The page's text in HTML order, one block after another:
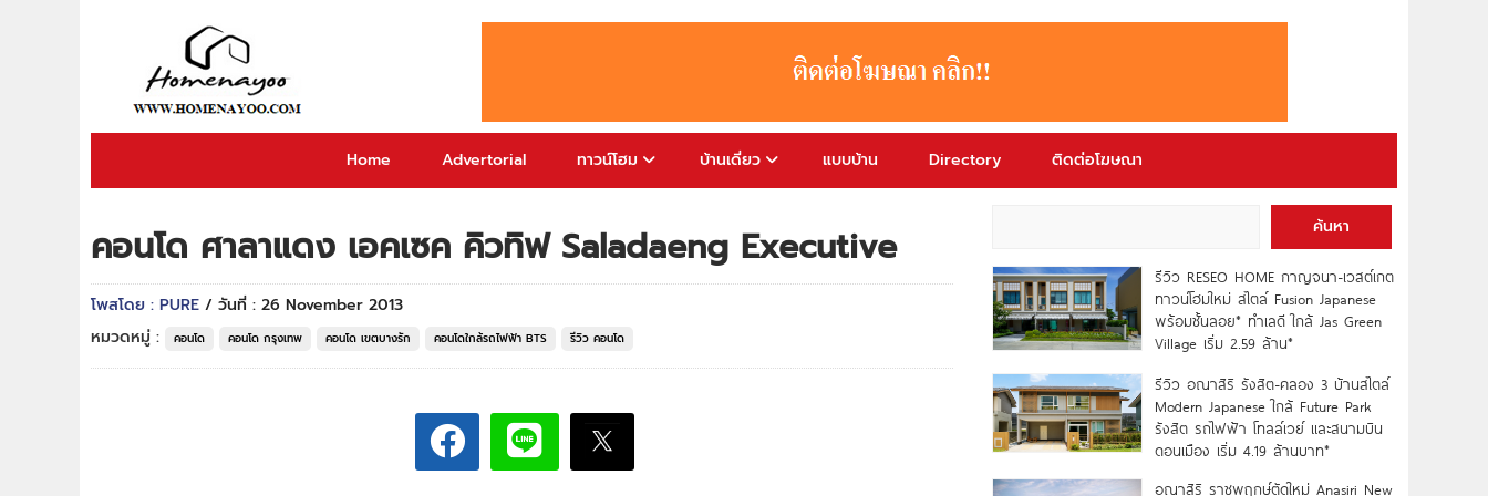
Home Advertorial ทาวน์โฮม บ้านเดี่ยว แบบบ้าน Directory ติดต่อโฆษณา
คอนโด ศาลาแดง เอคเซค คิวทิฟ Saladaeng Executive
โพสโดย : PURE / วันที่ : 26 November 2013
หมวดหมู่ :
คอนโด คอนโด กรุงเทพ คอนโด เขตบางรัก คอนโดใกล้รถไฟฟ้า BTS รีวิว คอนโด
ค้นหา
รีวิว RESEO HOME กาญจนา-เวสต์เกต
ทาวน์โฮมใหม่ สไตล์ Fusion Japanese
พร้อมชั้นลอย* ทำเลดี ใกล้ Jas Green
Village เริ่ม 2.59 ล้าน*
รีวิว อณาสิริ รังสิต-คลอง 3 บ้านสไตล์
Modern Japanese ใกล้ Future Park
รังสิต รถไฟฟ้า โทลล์เวย์ และสนามบิน
ดอนเมือง เริ่ม 4.19 ล้านบาท*
อณาสิริ ราชพฤกษ์ตัดใหม่ Anasiri New